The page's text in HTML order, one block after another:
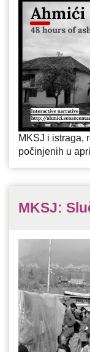
MKSJ i istraga,
počinjenih u
MKSJ: